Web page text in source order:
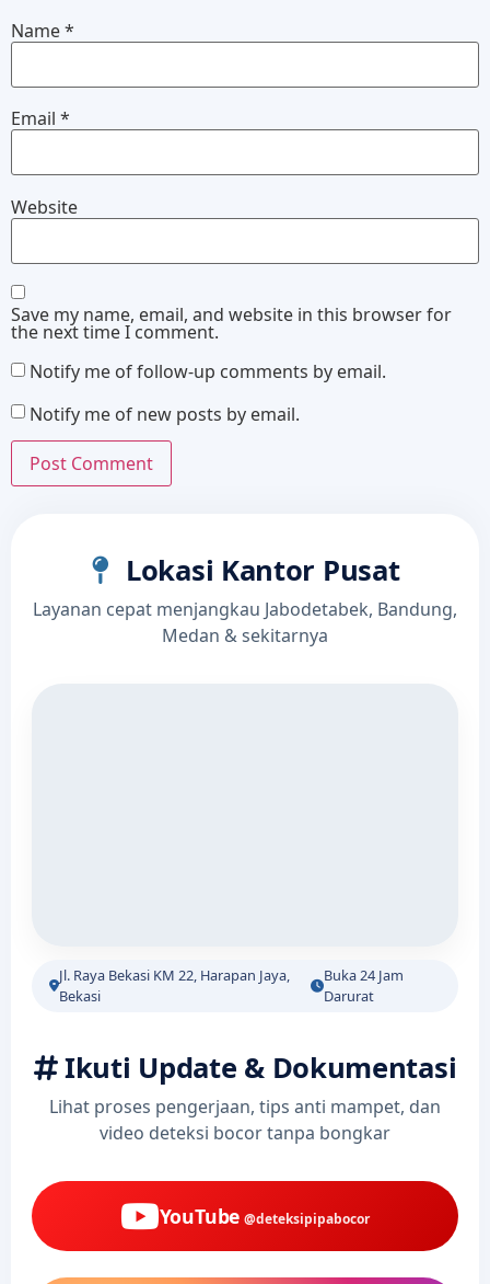
Name*
Email *
Website
Save my name, email, and website in this browser for
the next time I comment.
Notify me of follow-up comments by email.
Notify me of new posts by email.
Lokasi Kantor Pusat
Layanan cepat menjangkau Jabodetabek, Bandung,
Medan & sekitarnya
Jl. Raya Bekasi KM 22, Harapan Jaya,
Bekasi
Buka 24 Jam
Darurat
Ikuti Update & Dokumentasi
Lihat proses pengerjaan, tips anti mampet, dan
video deteksi bocor tanpa bongkar
YouTube @deteksipipabocor